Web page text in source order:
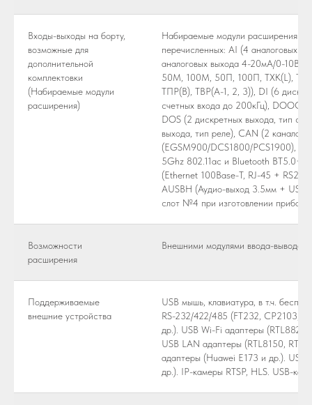
Входы-выходы на борту,
возможные для
дополнительной
комплектовки
(Набираемые модули
расширения)
Набираемые модули расширения
перечисленных: AI (4 аналоговых
аналоговых выхода 4-20мА/0-10В),
50M, 100M, 50П, 100П, ТХК(L),
ТПР(B), ТВР(A-1, 2, 3)), DI (6
счетных входа до 200кГц), DOOC
DOS (2 дискретных выхода, тип
выхода, тип реле), CAN (2 канала
(EGSM900/DCS1800/PCS1900),
5Ghz 802.11ac и Bluetooth BT5.0+
(Ethernet 100Base-T, RJ-45 +
AUSBH (Аудио-выход 3.5мм + USB
слот №4 при изготовлении прибора.
Возможности
расширения
Внешними модулями ввода-вывода
Поддерживаемые
внешние устройства
USB мышь, клавиатура, в т.ч.
RS-232/422/485 (FT232, CP2103,
др.). USB Wi-Fi адаптеры
USB LAN адаптеры (RTL8150,
адаптеры (Huawei E173 и др.). USB
др.). IP-камеры RTSP, HLS. USB-